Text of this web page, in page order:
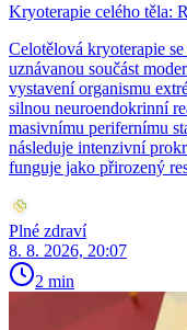
Kryoterapie celého těla:
Celotělová kryoterapie
uznávanou součást
vystavení organismu
silnou neuroendokrinní
masivnímu perifernímu
následuje intenzivní
funguje jako přirozený
Plné zdraví
8. 8. 2026, 20:07
2 min